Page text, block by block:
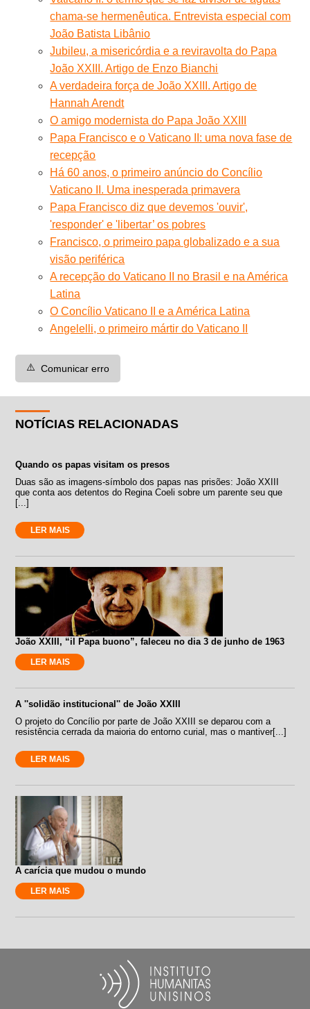
chama-se hermenêutica. Entrevista especial com
João Batista Libânio
Jubileu, a misericórdia e a reviravolta do Papa
João XXIII. Artigo de Enzo Bianchi
A verdadeira força de João XXIII. Artigo de
Hannah Arendt
O amigo modernista do Papa João XXIII
Papa Francisco e o Vaticano II: uma nova fase de
recepção
Há 60 anos, o primeiro anúncio do Concílio
Vaticano II. Uma inesperada primavera
Papa Francisco diz que devemos 'ouvir',
'responder' e 'libertar’ os pobres
Francisco, o primeiro papa globalizado e a sua
visão periférica
A recepção do Vaticano II no Brasil e na América
Latina
O Concílio Vaticano II e a América Latina
Angelelli, o primeiro mártir do Vaticano II
⚠️ Comunicar erro
NOTÍCIAS RELACIONADAS
Quando os papas visitam os presos
Duas são as imagens-símbolo dos papas nas prisões: João XXIII
que conta aos detentos do Regina Coeli sobre um parente seu que
[...]
LER MAIS
João XXIII, “il Papa buono”, faleceu no dia 3 de junho de 1963
LER MAIS
A ''solidão institucional'' de João XXIII
O projeto do Concílio por parte de João XXIII se deparou com a
resistência cerrada da maioria do entorno curial, mas o mantiver[...]
LER MAIS
A carícia que mudou o mundo
LER MAIS